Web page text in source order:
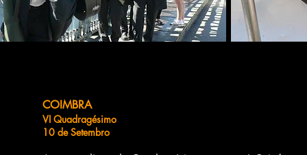
COIMBRA
VI Quadragésimo
10 de Setembro